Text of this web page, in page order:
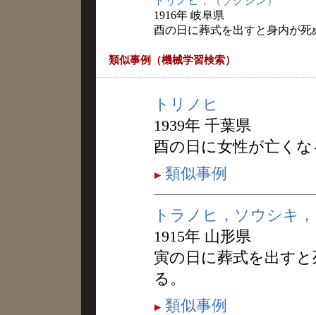
1916年 岐阜県
酉の日に葬式を出すと身内が死
類似事例（機械学習検索）
トリノヒ
1939年 千葉県
酉の日に女性が亡く
類似事例
トラノヒ，ソウシキ
1915年 山形県
寅の日に葬式を出す
る。
類似事例